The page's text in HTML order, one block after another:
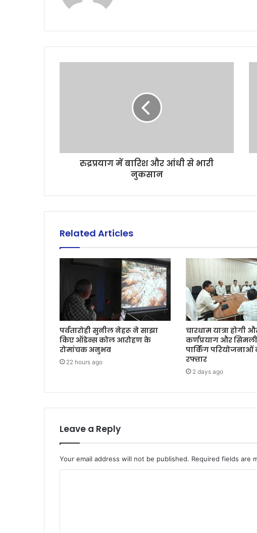
रुद्रप्रयाग में बारिश और आंधी से भारी
नुकसान
Related Articles
पर्वतारोही सुनील नेहरू ने साझा
किए ऑडेन्स कोल आरोहण के
रोमांचक अनुभव
22 hours ago
चारधाम यात्रा होगी
कर्णप्रयाग और
पार्किंग परियोजनाओं
रफ्तार
2 days ago
Leave a Reply
Your email address will not be published. Required fields are